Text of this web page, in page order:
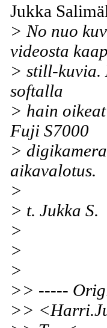
Jukka
> No nuo
videosta
> still-kuvia.
softalla
> hain
Fuji S7000
>
aikavalotus.
>
> t. Jukka S.
>
>
>
>> -----
>>